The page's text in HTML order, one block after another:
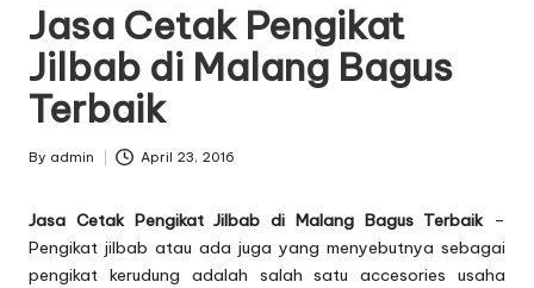
Jasa Cetak Pengikat
Jilbab di Malang Bagus
Terbaik
Posted
By admin April 23, 2016
Jasa Cetak Pengikat Jilbab di Malang Bagus Terbaik–
Pengikat jilbab atau ada juga yang menyebutnya sebagai
pengikat kerudung adalah salah satu accesories usaha